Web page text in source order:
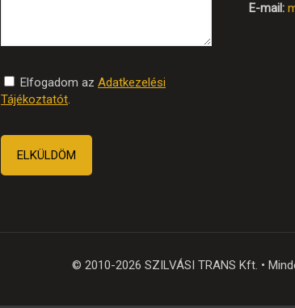
Elfogadom az Adatkezelési
Tájékoztatót.
E-mail:
© 2010-2026 SZILVÁSI TRANS Kft. •